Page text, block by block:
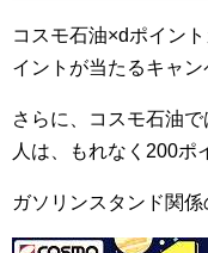
コスモ石油×dポイン
イントが当たるキャン
さらに、コスモ石油
人は、もれなく200ポ
ガソリンスタンド関